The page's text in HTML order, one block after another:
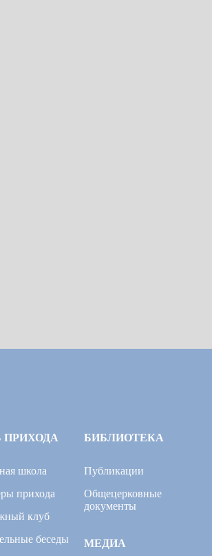
ПРИХОДА
школа
прихода
клуб
беседы
БИБЛИОТЕКА
Публикации
Общецерковные
документы
МЕДИА